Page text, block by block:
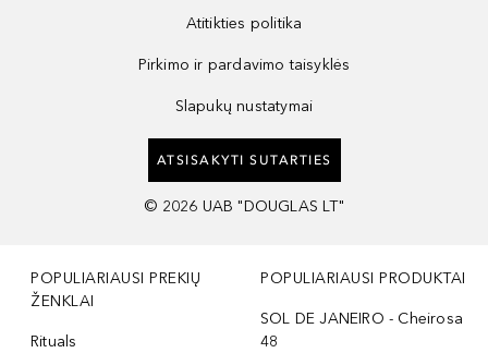
Atitikties politika
Pirkimo ir pardavimo taisyklės
Slapukų nustatymai
ATSISAKYTI SUTARTIES
© 2026 UAB "DOUGLAS LT"
POPULIARIAUSI PREKIŲ
ŽENKLAI
Rituals
POPULIARIAUSI PRODUKTAI
SOL DE JANEIRO - Cheirosa
48